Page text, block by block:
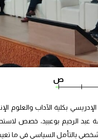
ص
الرحيم بوعبيد، خصص
بالتأمل السياسي في ما